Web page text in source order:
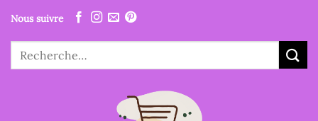
Nous suivre
Recherche
pour :